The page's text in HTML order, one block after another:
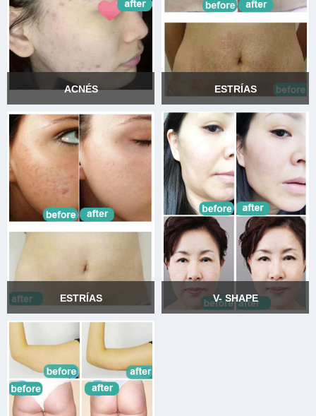
ACNÉS
ACNÉS
ESTRÍAS
ESTRÍAS
ESTRÍAS
ESTRÍAS
V- SHAPE